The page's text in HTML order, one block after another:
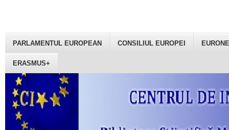
PARLAMENTUL EUROPEAN CONSILIUL EUROPEI
ERASMUS+